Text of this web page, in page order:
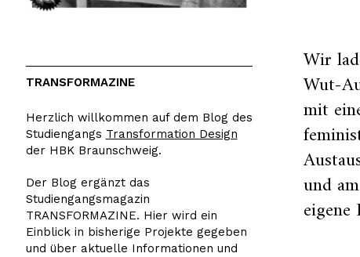
Wir
Wut-
mit
und
TRANSFORMAZINE
Herzlich willkommen auf dem Blog des
Studiengangs Transformation Design
der HBK Braunschweig.
Der Blog ergänzt das
Studiengangsmagazin
TRANSFORMAZINE. Hier wird ein
Einblick in bisherige Projekte gegeben
und über aktuelle Informationen und